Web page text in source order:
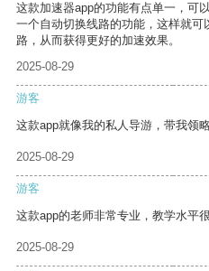
这款加速器app的功能有点单一，可
一个自动切换线路的功能，这样就
路，从而获得更好的加速效果。
2025-08-29
游客
这款app就像我的私人导游，带我领
2025-08-29
游客
这款app的老师非常专业，教学水平
2025-08-29